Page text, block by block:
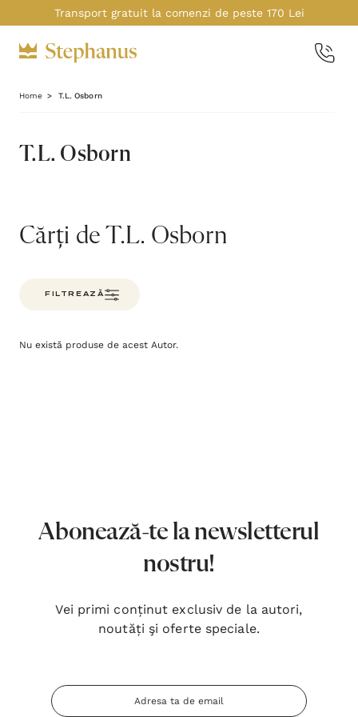
Transport gratuit la comenzi de peste 170 Lei
Home T.L. Osborn
Inima Omului
T.L. Osborn
Cărți de T.L. Osborn
FILTREAZĂ
Nu există produse de acest Autor.
Abonează-te la newsletterul
nostru!
Vei primi conținut exclusiv de la autori,
noutăți şi oferte speciale.
Adresa
Email